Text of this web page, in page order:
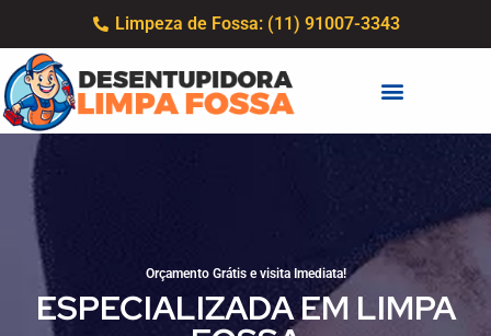
Limpeza de Fossa: (11) 91007-3343
Orçamento Grátis e visita Imediata!
ESPECIALIZADA EM LIMPA